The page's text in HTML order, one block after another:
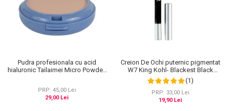
Pudra profesionala cu acid
hialuronic Tailaimei Micro Powder,
PRP: 45,00 Lei
29,00 Lei
Creion De Ochi puternic pigmentat
W7 King Kohl- Blackest Black
(Negru) (1)
PRP: 33,00 Lei
19,90 Lei